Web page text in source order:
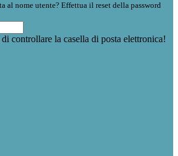
al nome utente? Effettua il reset della password
controllare la casella di posta elettronica!